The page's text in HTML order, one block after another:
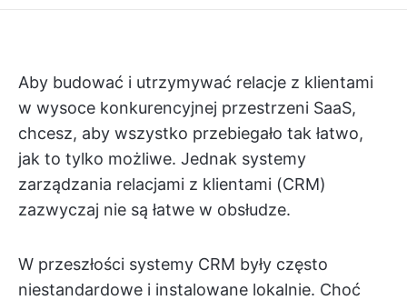
Aby budować i utrzymywać relacje z klientami
w wysoce konkurencyjnej przestrzeni SaaS,
chcesz, aby wszystko przebiegało tak łatwo,
jak to tylko możliwe. Jednak systemy
zarządzania relacjami z klientami (CRM)
zazwyczaj nie są łatwe w obsłudze.
W przeszłości systemy CRM były często
niestandardowe i instalowane lokalnie. Choć